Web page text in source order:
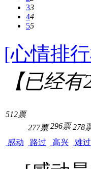
33
44
55
[心情排
【已经有
512票
感动
277票
路过
296票
高兴
278
难过